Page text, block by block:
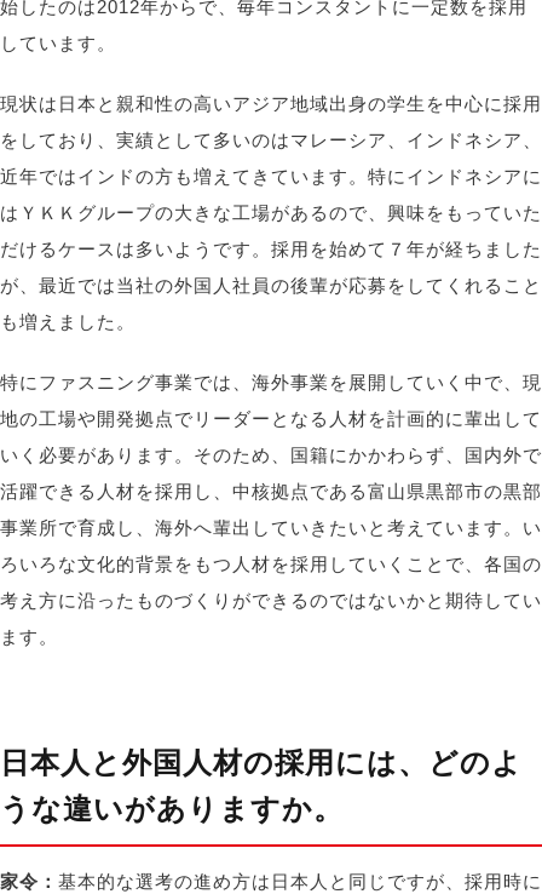
始したのは2012年からで、毎年コンスタントに一定数を採用
しています。
現状は日本と親和性の高いアジア地域出身の学生を中心に採用
をしており、実績として多いのはマレーシア、インドネシア、
近年ではインドの方も増えてきています。特にインドネシアに
はＹＫＫグループの大きな工場があるので、興味をもっていた
だけるケースは多いようです。採用を始めて７年が経ちました
が、最近では当社の外国人社員の後輩が応募をしてくれること
も増えました。
特にファスニング事業では、海外事業を展開していく中で、現
地の工場や開発拠点でリーダーとなる人材を計画的に輩出して
いく必要があります。そのため、国籍にかかわらず、国内外で
活躍できる人材を採用し、中核拠点である富山県黒部市の黒部
事業所で育成し、海外へ輩出していきたいと考えています。い
ろいろな文化的背景をもつ人材を採用していくことで、各国の
考え方に沿ったものづくりができるのではないかと期待してい
ます。
日本人と外国人材の採用には、どのよ
うな違いがありますか。
家令： 基本的な選考の進め方は日本人と同じですが、採用時に